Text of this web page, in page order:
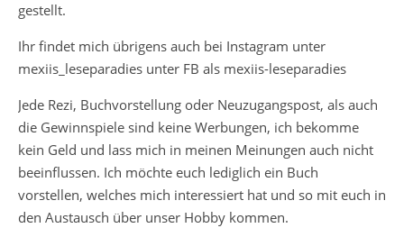
gestellt.
Ihr findet mich übrigens auch bei Instagram unter
mexiis_leseparadies unter FB als mexiis-leseparadies
Jede Rezi, Buchvorstellung oder Neuzugangspost, als auch
die Gewinnspiele sind keine Werbungen, ich bekomme
kein Geld und lass mich in meinen Meinungen auch nicht
beeinflussen. Ich möchte euch lediglich ein Buch
vorstellen, welches mich interessiert hat und so mit euch in
den Austausch über unser Hobby kommen.